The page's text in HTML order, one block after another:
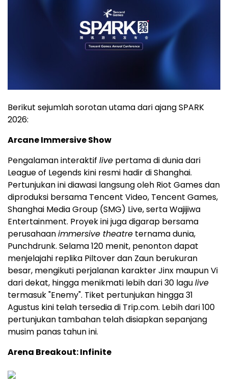
Berikut sejumlah sorotan utama dari ajang SPARK
2026:
Arcane Immersive Show
Pengalaman interaktif live pertama di dunia dari
League of Legends kini resmi hadir di Shanghai.
Pertunjukan ini diawasi langsung oleh Riot Games dan
diproduksi bersama Tencent Video, Tencent Games,
Shanghai Media Group (SMG) Live, serta Wajijiwa
Entertainment. Proyek ini juga digarap bersama
perusahaanimmersive theatre ternama dunia,
Punchdrunk. Selama 120 menit, penonton dapat
menjelajahi replika Piltover dan Zaun berukuran
besar, mengikuti perjalanan karakter Jinx maupun Vi
dari dekat, hingga menikmati lebih dari 30 lagulive
termasuk "Enemy". Tiket pertunjukan hingga 31
Agustus kini telah tersedia di Trip.com. Lebih dari 100
pertunjukan tambahan telah disiapkan sepanjang
musim panas tahun ini.
Arena Breakout: Infinite